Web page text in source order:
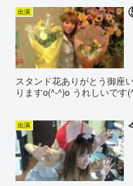
出演
スタンド花ありがとう御座
りますo(^-^)o うれしいです
出演